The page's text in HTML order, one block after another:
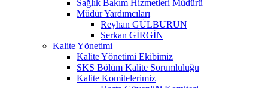
Sağlık Bakım Hizmetleri Müdürü
Müdür Yardımcıları
Reyhan GÜLBURUN
Serkan GİRGİN
Kalite Yönetimi
Kalite Yönetimi Ekibimiz
SKS Bölüm Kalite Sorumluluğu
Kalite Komitelerimiz